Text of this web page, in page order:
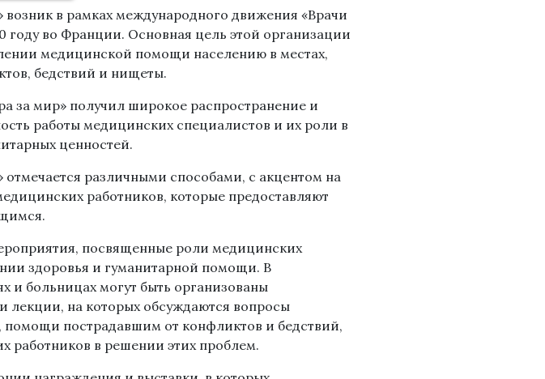
возник в рамках международного движения «Врачи
году во Франции. Основная цель этой организации
медицинской помощи населению в местах,
бедствий и нищеты.
за мир» получил широкое распространение и
работы медицинских специалистов и их роли в
ценностей.
различными способами, с акцентом на
работников, которые предоставляют
посвященные роли медицинских
здоровья и гуманитарной помощи. В
и больницах могут быть организованы
лекции, на которых обсуждаются вопросы
пострадавшим от конфликтов и бедствий,
работников в решении этих проблем.